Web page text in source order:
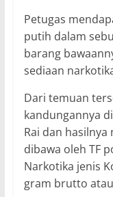
Petugas
putih dalam
barang
sediaan
Dari temuan
kandungannya
Rai dan
dibawa oleh TF
Narkotika jenis
gram brutto